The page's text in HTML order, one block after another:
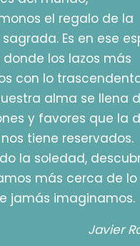
el regalo de la
Es en ese
los lazos más
con lo
alma se llena
y favores que la
tiene reservados.
la soledad,
más cerca de lo
jamás imaginamos.
Javier